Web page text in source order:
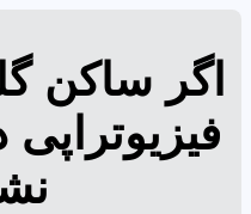
اگر ساکن